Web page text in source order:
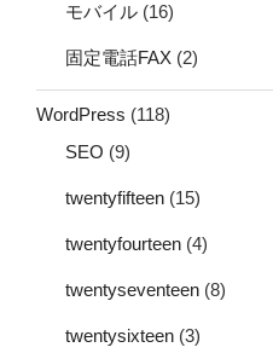
モバイル (16)
固定電話FAX (2)
WordPress (118)
SEO (9)
twentyfifteen (15)
twentyfourteen (4)
twentyseventeen (8)
twentysixteen (3)